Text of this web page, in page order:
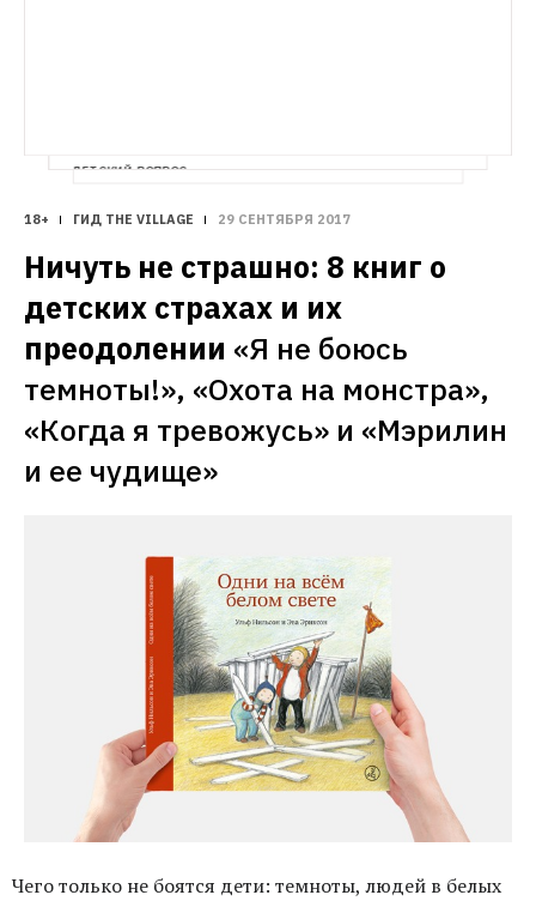
ДЕТСКИЙ ВОПРОС
экспертов продолжает отвечать
современных родителей
18+ ГИД THE VILLAGE 29 СЕНТЯБРЯ 2017
Ничуть не страшно: 8 книг о
детских страхах и их
преодолении «Я не боюсь
темноты!», «Охота на монстра»,
«Когда я тревожусь» и «Мэрилин
и ее чудище»
Чего только не боятся дети: темноты, людей в белых